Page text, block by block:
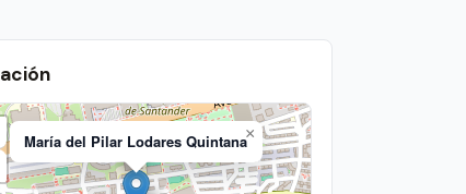
María del Pilar Lodares Quintana×